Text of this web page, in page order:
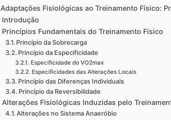
Adaptações Fisiológicas ao Treinamento Físico:
Introdução
Princípios Fundamentais do Treinamento Físico
Princípio da Sobrecarga
Princípio da Especificidade
Especificidade do VO2max
Especificidades das Alterações Locais
Princípio das Diferenças Individuais
Princípio da Reversibilidade
Alterações Fisiológicas Induzidas pelo
Alterações no Sistema Anaeróbio